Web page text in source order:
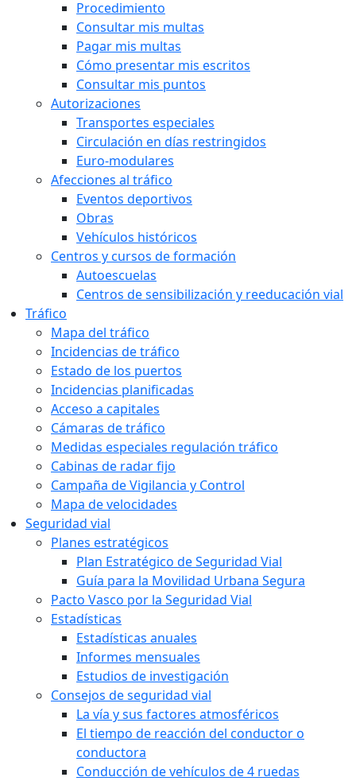
Procedimiento
Consultar mis multas
Pagar mis multas
Cómo presentar mis escritos
Consultar mis puntos
Autorizaciones
Transportes especiales
Circulación en días restringidos
Euro-modulares
Afecciones al tráfico
Eventos deportivos
Obras
Vehículos históricos
Centros y cursos de formación
Autoescuelas
Centros de sensibilización y reeducación vial
Tráfico
Mapa del tráfico
Incidencias de tráfico
Estado de los puertos
Incidencias planificadas
Acceso a capitales
Cámaras de tráfico
Medidas especiales regulación tráfico
Cabinas de radar fijo
Campaña de Vigilancia y Control
Mapa de velocidades
Seguridad vial
Planes estratégicos
Plan Estratégico de Seguridad Vial
Guía para la Movilidad Urbana Segura
Pacto Vasco por la Seguridad Vial
Estadísticas
Estadísticas anuales
Informes mensuales
Estudios de investigación
Consejos de seguridad vial
La vía y sus factores atmosféricos
El tiempo de reacción del conductor o
conductora
Conducción de vehículos de 4 ruedas